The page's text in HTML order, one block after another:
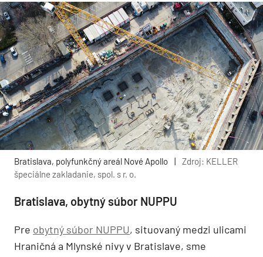
Bratislava, polyfunkčný areál Nové Apollo |
Zdroj: KELLER
špeciálne zakladanie, spol. s r. o.
Bratislava, obytný súbor NUPPU
Pre obytný súbor NUPPU, situovaný medzi ulicami
Hraničná a Mlynské nivy v Bratislave, sme